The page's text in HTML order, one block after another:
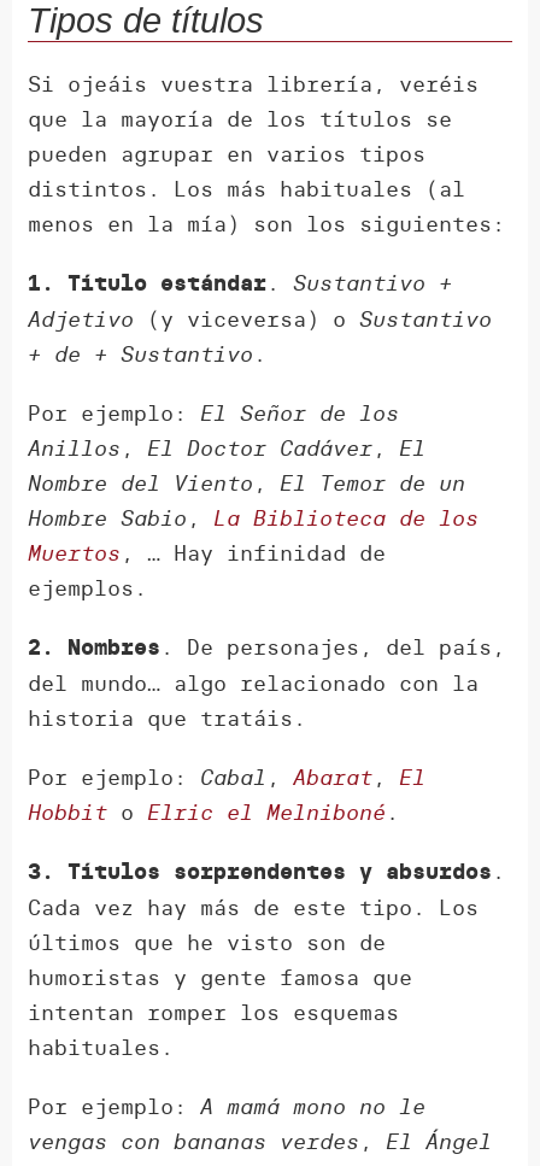
Tipos de títulos
Si ojeáis vuestra librería, veréis
que la mayoría de los títulos se
pueden agrupar en varios tipos
distintos. Los más habituales (al
menos en la mía) son los siguientes:
1. Título estándar.Sustantivo +
Adjetivo (y viceversa) oSustantivo
+ de + Sustantivo .
Por ejemplo: El Señor de los
Anillos , El Doctor Cadáver, El
Nombre del Viento , El Temor de un
Hombre Sabio , La Biblioteca de los
Muertos , … Hay infinidad de
ejemplos.
2. Nombres . De personajes, del país,
del mundo… algo relacionado con la
historia que tratáis.
Por ejemplo: Cabal ,Abarat,El
Hobbit oElric el Melniboné .
3. Títulos sorprendentes y absurdos .
Cada vez hay más de este tipo. Los
últimos que he visto son de
humoristas y gente famosa que
intentan romper los esquemas
habituales.
Por ejemplo:A mamá mono no le
vengas con bananas verdes , El Ángel